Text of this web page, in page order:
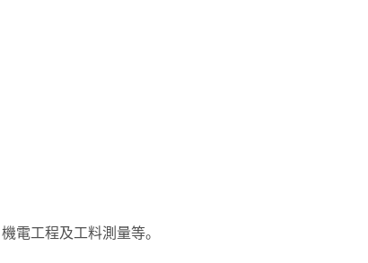
電工程及工料測量等。